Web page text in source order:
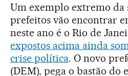
Um exemplo extremo da
prefeitos vão encontrar
neste ano é o Rio de
expostos acima ainda
crise política. O novo
(DEM), pega o bastão do